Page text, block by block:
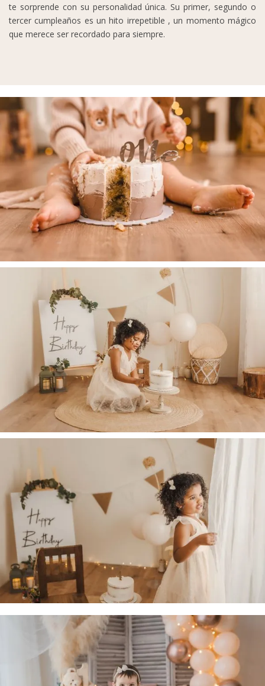
te sorprende con su personalidad única. Su primer, segundo o
tercer cumpleaños es un hito irrepetible , un momento mágico
que merece ser recordado para siempre.